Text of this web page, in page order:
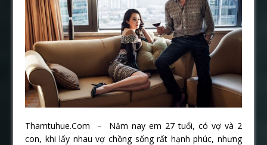
Thamtuhue.Com – Năm nay em 27 tuổi, có vợ và 2
con, khi lấy nhau vợ chồng sống rất hạnh phúc, nhưng